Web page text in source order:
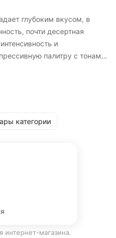
глубоким вкусом, в
почти десертная
и
палитру с тонами
категории
интернет-магазина.